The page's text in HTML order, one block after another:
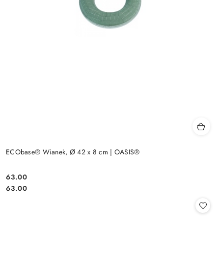
ECObase® Wianek, Ø 42 x 8 cm | OASIS®
Cena:
63.00
Cena:
63.00